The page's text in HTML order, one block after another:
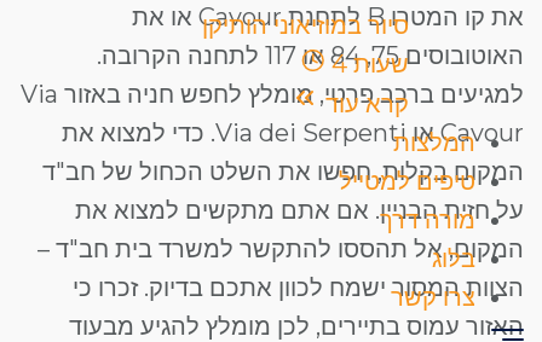
סיור במוזיאוני הותיקן
שעות4
קרא עוד
המלצות
טיפים למטייל
מורה דרך
בלוג
צרו קשר
את קו המטרו B לתחנת Cavour או את
האוטובוסים 75, 84 או 117 לתחנה הקרובה.
למגיעים ברכב פרטי, מומלץ לחפש חניה באזור Via
Cavour או Via dei Serpenti. כדי למצוא את
המקום בקלות, חפשו את השלט הכחול של חב"ד
על חזית הבניין. אם אתם מתקשים למצוא את
המקום, אל תהססו להתקשר למשרד בית חב"ד –
הצוות המסור ישמח לכוון אתכם בדיוק. זכרו כי
האזור עמוס בתיירים, לכן מומלץ להגיע מבעוד